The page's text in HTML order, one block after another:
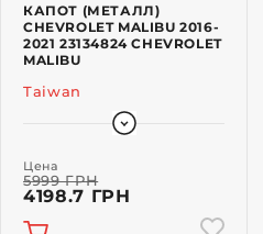
КАПОТ (МЕТАЛЛ)
CHEVROLET MALIBU 2016-
2021 23134824 CHEVROLET
MALIBU
Taiwan
Цена
5999 ГРН
4198.7 ГРН